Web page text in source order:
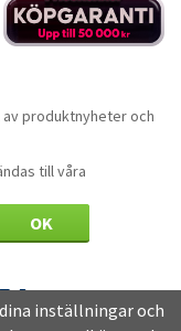
produktnyheter och
till våra
OK
inställningar och